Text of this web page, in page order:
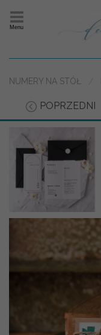
Menu
NUMERY NA STÓŁ
POPRZEDNI